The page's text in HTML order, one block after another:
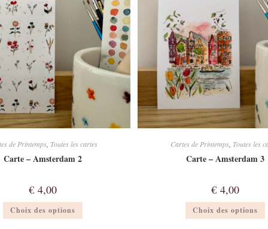
de Printemps, Toutes les cartes
Carte – Amsterdam 2
€4,00
Choix des options Ce
a
Cartes de Printemps, Toutes les
Carte – Amsterdam 3
€ 4,00
Choix des options Ce
a